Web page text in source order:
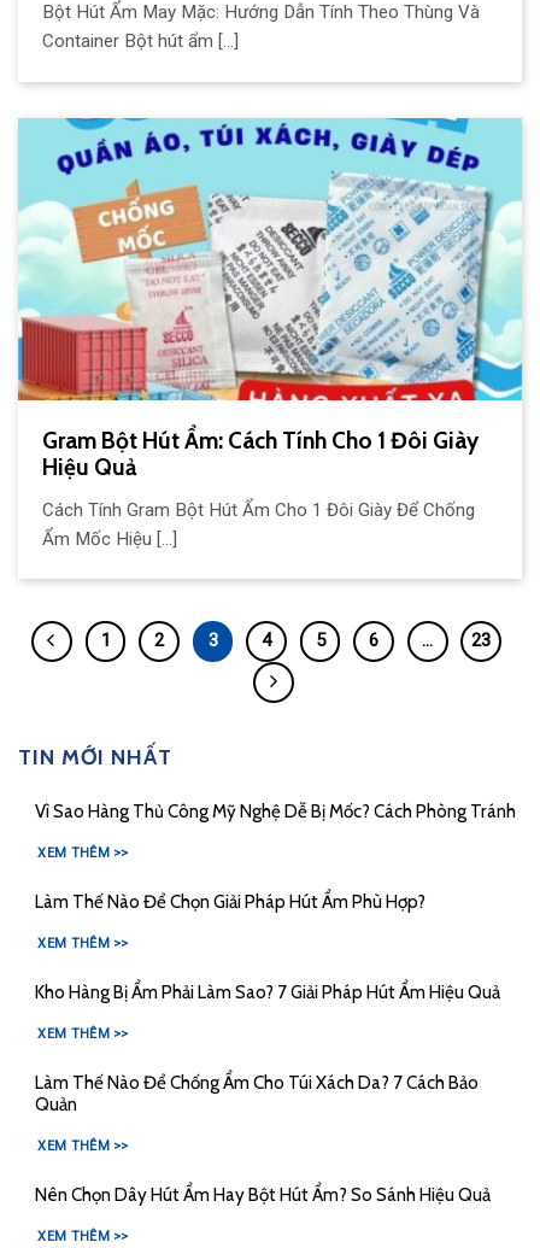
Bột Hút Ẩm May Mặc: Hướng Dẫn Tính Theo Thùng Và
Container Bột hút ẩm [...]
Gram Bột Hút Ẩm: Cách Tính Cho 1 Đôi Giày
Hiệu Quả
Cách Tính Gram Bột Hút Ẩm Cho 1 Đôi Giày Để Chống
Ẩm Mốc Hiệu [...]
1 2 3 4 5 6 … 23
TIN MỚI NHẤT
Vì Sao Hàng Thủ Công Mỹ Nghệ Dễ Bị Mốc? Cách Phòng Tránh
XEM THÊM >>
Làm Thế Nào Để Chọn Giải Pháp Hút Ẩm Phù Hợp?
XEM THÊM >>
Kho Hàng Bị Ẩm Phải Làm Sao? 7 Giải Pháp Hút Ẩm Hiệu Quả
XEM THÊM >>
Làm Thế Nào Để Chống Ẩm Cho Túi Xách Da? 7 Cách Bảo
Quản
XEM THÊM >>
Nên Chọn Dây Hút Ẩm Hay Bột Hút Ẩm? So Sánh Hiệu Quả
XEM THÊM >>